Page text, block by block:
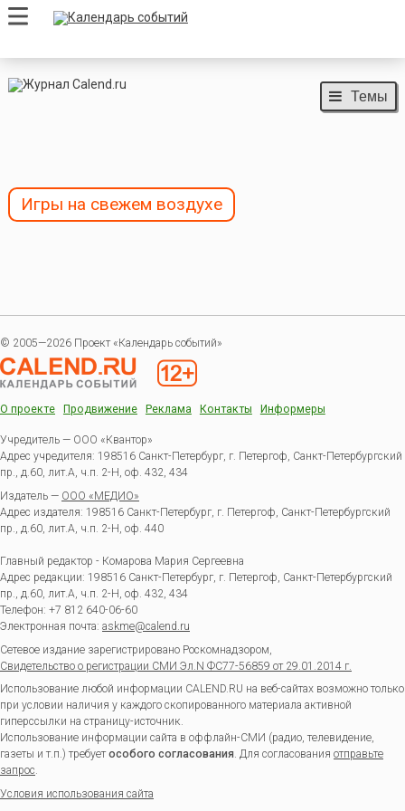
Темы
Игры на свежем воздухе
© 2005—2026 Проект «Календарь событий»
О проекте Продвижение Реклама Контакты Информеры
Учредитель — ООО «Квантор»
Адрес учредителя: 198516 Санкт-Петербург, г. Петергоф, Санкт-Петербургский
пр., д.60, лит.А, ч.п. 2-Н, оф. 432, 434
Издатель — ООО «МЕДИО»
Адрес издателя: 198516 Санкт-Петербург, г. Петергоф, Санкт-Петербургский
пр., д.60, лит.А, ч.п. 2-Н, оф. 440
Главный редактор - Комарова Мария Сергеевна
Адрес редакции: 198516 Санкт-Петербург, г. Петергоф, Санкт-Петербургский
пр., д.60, лит.А, ч.п. 2-Н, оф. 432, 434
Телефон: +7 812 640-06-60
Электронная почта: askme@calend.ru
Сетевое издание зарегистрировано Роскомнадзором,
Свидетельство о регистрации СМИ Эл.N ФС77-56859 от 29.01.2014 г.
Использование любой информации CALEND.RU на веб-сайтах возможно только
при условии наличия у каждого скопированного материала активной
гиперссылки на страницу-источник.
Использование информации сайта в оффлайн-СМИ (радио, телевидение,
газеты и т.п.) требуетособого согласования. Для согласования отправьте
запрос.
Условия использования сайта